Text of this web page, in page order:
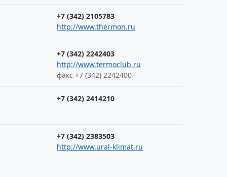
+7 (342) 2105783
http://www.thermon.ru
+7 (342) 2242403
http://www.termoclub.ru
факс +7 (342) 2242400
+7 (342) 2414210
+7 (342) 2383503
http://www.ural-klimat.ru